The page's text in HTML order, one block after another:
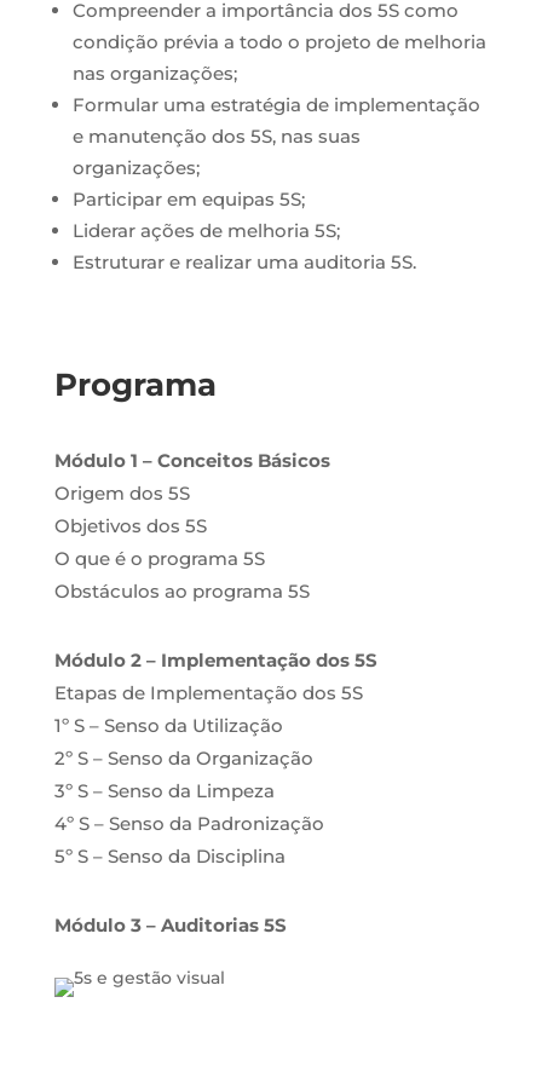
Compreender a importância dos 5S como
condição prévia a todo o projeto de melhoria
nas organizações;
Formular uma estratégia de implementação
e manutenção dos 5S, nas suas
organizações;
Participar em equipas 5S;
Liderar ações de melhoria 5S;
Estruturar e realizar uma auditoria 5S.
Programa
Módulo 1 – Conceitos Básicos
Origem dos 5S
Objetivos dos 5S
O que é o programa 5S
Obstáculos ao programa 5S
Módulo 2– Implementação dos 5S
Etapas de Implementação dos 5S
1º S – Senso da Utilização
2º S – Senso da Organização
3º S – Senso da Limpeza
4º S – Senso da Padronização
5º S – Senso da Disciplina
Módulo 3– Auditorias 5S